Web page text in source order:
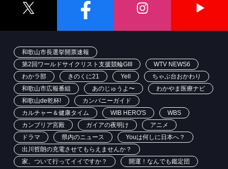
和歌山市長選挙開票速報
第2回ワールドサイクリスト支援競輪GIII
WTV NEWS6
わかラ部
きのくに21 Yell
ちゃぶ台おかわり
和歌山市広報番組
あのじゅうよ〜
わかやま医療ナビ
和歌山de乾杯!
カンパニーガイド
カルチャー＆健康タイム
WIB HERO'S
WBS
カンブリア宮殿
ガイアの夜明け
アニメ
ドラマ
県内のニュース
Youは何しに日本へ？
出川哲朗の充電させてもらえませんか？
家、ついて行ってイイですか？
開運！なんでも鑑定団